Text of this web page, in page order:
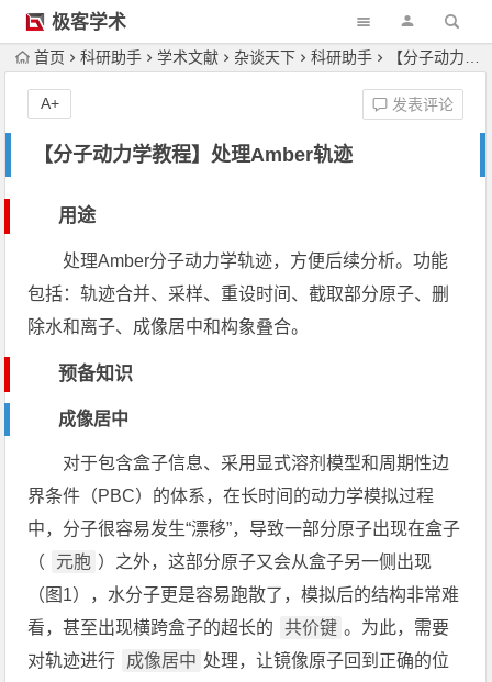
极客学术
首页 科研助手 学术文献 杂谈天下 科研助手 【分子动力学教程】处理Amber轨迹
【分子动力学教程】处理Amber轨迹
发表评论
A+
用途
处理Amber分子动力学轨迹，方便后续分析。功能
包括：轨迹合并、采样、重设时间、截取部分原子、删
除水和离子、成像居中和构象叠合。
预备知识
成像居中
对于包含盒子信息、采用显式溶剂模型和周期性边
界条件（PBC）的体系，在长时间的动力学模拟过程
中，分子很容易发生“漂移”，导致一部分原子出现在盒子
（
元胞 ）之外，这部分原子又会从盒子另一侧出现
（图1），水分子更是容易跑散了，模拟后的结构非常难
看，甚至出现横跨盒子的超长的
共价键 。为此，需要
对轨迹进行
成像居中 处理，让镜像原子回到正确的位